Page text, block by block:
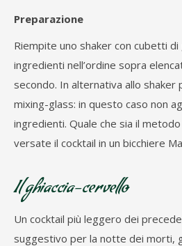
Preparazione
Riempite uno shaker con cubetti
ingredienti nell’ordine sopra
secondo. In alternativa allo
mixing-glass: in questo caso non
ingredienti. Quale che sia il
versate il cocktail in un bicchiere
Il ghiaccia-cervello
Un cocktail più leggero dei
suggestivo per la notte dei morti,